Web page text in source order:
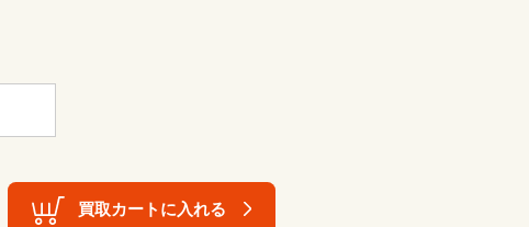
買取カートに入れる